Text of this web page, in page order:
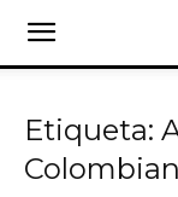
Etiqueta: